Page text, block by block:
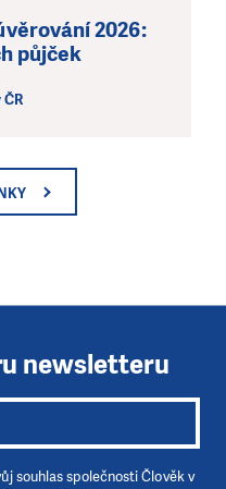
2026:
půjček
newsletteru
souhlas společnosti Člověk v